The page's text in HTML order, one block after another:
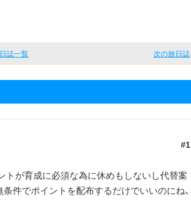
誌一覧 次の旅日誌
1
が育成に必須な為に休めもしないし代替案
件でポイントを配布するだけでいいのにね、